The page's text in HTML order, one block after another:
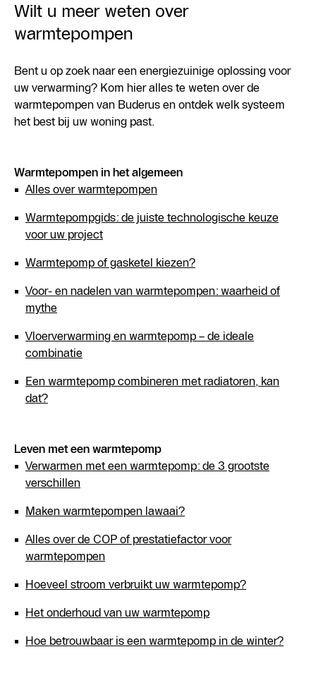
Wilt u meer weten over
warmtepompen
Bent u op zoek naar een energiezuinige oplossing voor
uw verwarming? Kom hier alles te weten over de
warmtepompen van Buderus en ontdek welk systeem
het best bij uw woning past.
Warmtepompen in het algemeen
Alles over warmtepompen
Warmtepompgids: de juiste technologische keuze
voor uw project
Warmtepomp of gasketel kiezen?
Voor- en nadelen van warmtepompen: waarheid of
mythe
Vloerverwarming en warmtepomp – de ideale
combinatie
Een warmtepomp combineren met radiatoren, kan
dat?
Leven met een warmtepomp
Verwarmen met een warmtepomp: de 3 grootste
verschillen
Maken warmtepompen lawaai?
Alles over de COP of prestatiefactor voor
warmtepompen
Hoeveel stroom verbruikt uw warmtepomp?
Het onderhoud van uw warmtepomp
Hoe betrouwbaar is een warmtepomp in de winter?